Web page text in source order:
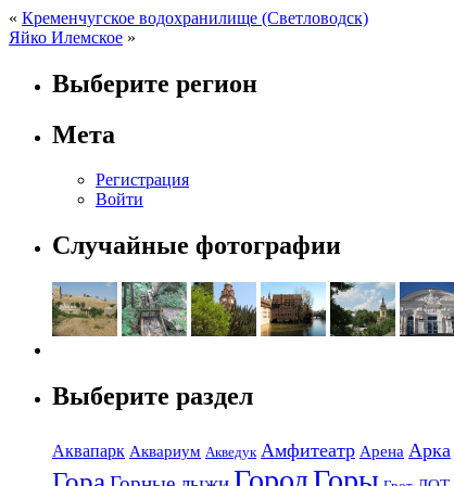
« Кременчугское водохранилище (Светловодск)
Яйко Илемское »
Выберите регион
Мета
Регистрация
Войти
Случайные фотографии
Выберите раздел
Аквапарк Аквариум Акведук Амфитеатр Арена Арка